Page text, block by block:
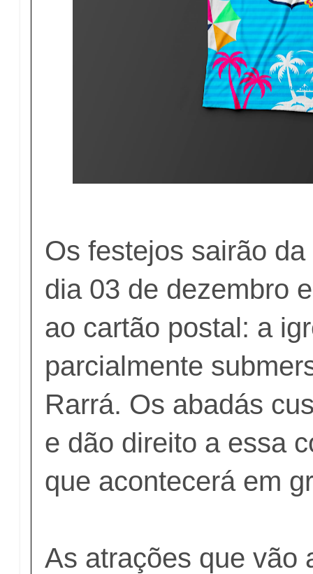
Os festejos sairão
dia 03 de dezembro
ao cartão postal: a
parcialmente
Rarrá. Os abadás
e dão direito a essa
que acontecerá em
As atrações que vão